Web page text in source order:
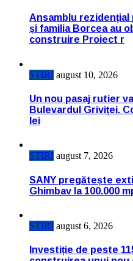
Ansamblu rezidențial
și familia Borcea au
construire Proiect r
STIRI august 10, 2026
Un nou pasaj rutier
Bulevardul Griviței.
lei
STIRI august 7, 2026
SANY pregătește
Ghimbav la 100.000
STIRI august 6, 2026
Investiție de peste